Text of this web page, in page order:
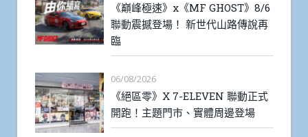
《巔峰極速》x《MF GHOST》8/6
聯動震撼登場！ 新世代山路傳說再
臨
06/08/2026
《絕區零》X 7-ELEVEN 聯動正式
開跑！主題門市、實體周邊登場